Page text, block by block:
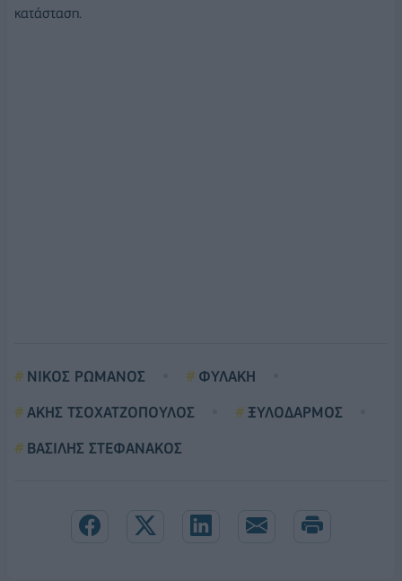
κατάσταση.
ΝΙΚΟΣ ΡΩΜΑΝΟΣ
ΦΥΛΑΚΗ
ΑΚΗΣ ΤΣΟΧΑΤΖΟΠΟΥΛΟΣ
ΞΥΛΟΔΑΡΜΟΣ
ΒΑΣΙΛΗΣ ΣΤΕΦΑΝΑΚΟΣ